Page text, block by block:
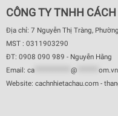
CÔNG TY TNHH
Địa chỉ: 7 Nguyễn Thị Tràng,
MST : 0311903290
ĐT: 0908 090 989 - Nguyễn Hằng
Email: ca @
om.vn
Website: cachnhietachau.com -